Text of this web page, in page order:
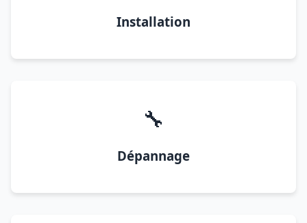
Installation
🔧
Dépannage